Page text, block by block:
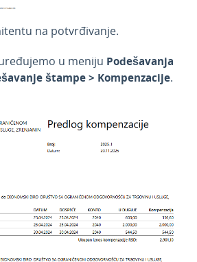
na potvrđivanje.
u meniju Podešavanja
štampe > Kompenzacije.